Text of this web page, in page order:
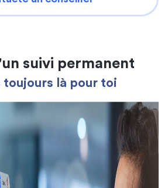
suivi permanent
toujours là pour toi